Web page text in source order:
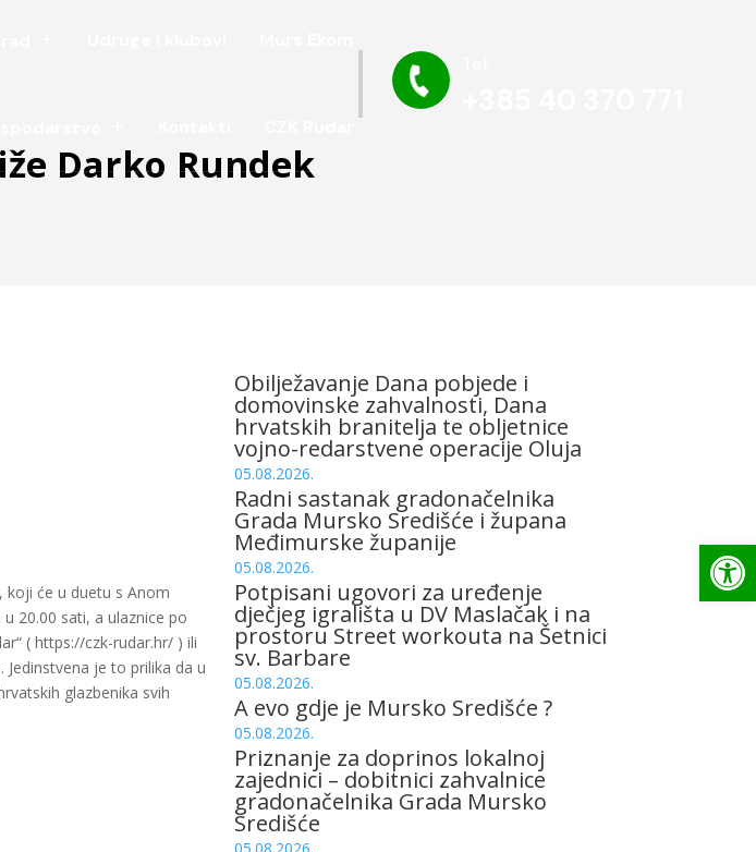

Darko Rundek
koji će u duetu s Anom
20.00 sati, a ulaznice po
( https://czk-rudar.hr/ ) ili
je to prilika da u
glazbenika svih
Obilježavanje Dana pobjede i
domovinske zahvalnosti, Dana
hrvatskih branitelja te obljetnice
vojno-redarstvene operacije Oluja
05.08.2026.
Radni sastanak gradonačelnika
Grada Mursko Središće i župana
Međimurske županije
05.08.2026.
Potpisani ugovori za uređenje
dječjeg igrališta u DV Maslačak i na
prostoru Street workouta na Šetnici
sv. Barbare
05.08.2026.
A evo gdje je Mursko Središće ?
05.08.2026.
Priznanje za doprinos lokalnoj
zajednici – dobitnici zahvalnice
gradonačelnika Grada Mursko
Središće